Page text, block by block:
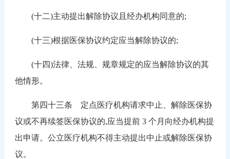
(十二)主动提出解除协议且经办机构同意的;
(十三)根据医保协议约定应当解除协议的;
(十四)法律、法规、规章规定的应当解除协议的其
他情形。
第四十三条 定点医疗机构请求中止、解除医保协
议或不再续签医保协议的,应当提前 3 个月向经办机构提
出申请。公立医疗机构不得主动提出中止或解除医保协
议。